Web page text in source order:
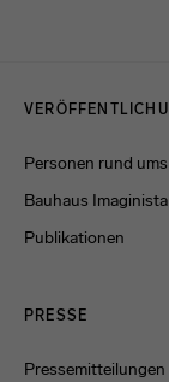
Personen rund
Bauhaus
Publikationen
PRESSE
Pressemitteilungen